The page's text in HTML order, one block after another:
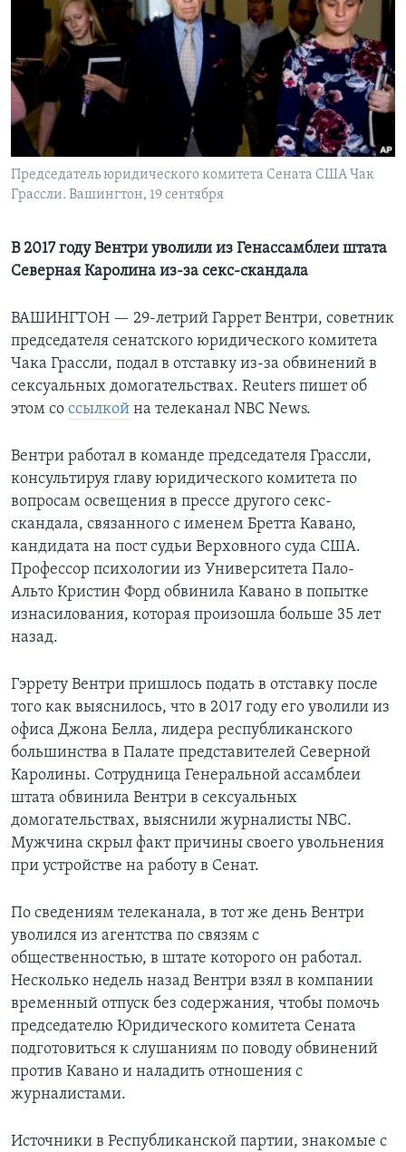
Learning English
СОЦИАЛЬНЫЕ СЕТИ
Председатель юридического комитета Сената США Чак
Грассли. Вашингтон, 19 сентября
В 2017 году Вентри уволили из Генассамблеи штата
Северная Каролина из-за секс-скандала
ВАШИНГТОН — 29-летрий Гаррет Вентри, советник
председателя сенатского юридического комитета
Чака Грассли, подал в отставку из-за обвинений в
сексуальных домогательствах. Reuters пишет об
этом со ссылкой на телеканал NBC News.
Вентри работал в команде председателя Грассли,
консультируя главу юридического комитета по
вопросам освещения в прессе другого секс-
скандала, связанного с именем Бретта Кавано,
кандидата на пост судьи Верховного суда США.
Профессор психологии из Университета Пало-
Альто Кристин Форд обвинила Кавано в попытке
изнасилования, которая произошла больше 35 лет
назад.
Гэррету Вентри пришлось подать в отставку после
того как выяснилось, что в 2017 году его уволили из
офиса Джона Белла, лидера республиканского
большинства в Палате представителей Северной
Каролины. Сотрудница Генеральной ассамблеи
штата обвинила Вентри в сексуальных
домогательствах, выяснили журналисты NBC.
Мужчина скрыл факт причины своего увольнения
при устройстве на работу в Сенат.
По сведениям телеканала, в тот же день Вентри
уволился из агентства по связям с
общественностью, в штате которого он работал.
Несколько недель назад Вентри взял в компании
временный отпуск без содержания, чтобы помочь
председателю Юридического комитета Сената
подготовиться к слушаниям по поводу обвинений
против Кавано и наладить отношения с
журналистами.
Источники в Республиканской партии, знакомые с